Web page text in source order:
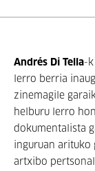
Andrés Di Tella-k
lerro berria
zinemagile
helburu lerro
dokumentalista
inguruan arituko
artxibo